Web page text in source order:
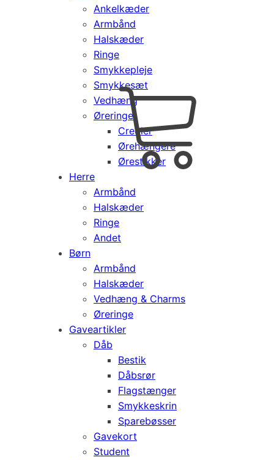
Ankelkæder
Armbånd
Halskæder
Ringe
Smykkepleje
Smykkesæt
Vedhæng
Øreringe
Creoler
Ørehængere
Ørestikker
Herre
Armbånd
Halskæder
Ringe
Andet
Børn
Armbånd
Halskæder
Vedhæng & Charms
Øreringe
Gaveartikler
Dåb
Bestik
Dåbsrør
Flagstænger
Smykkeskrin
Sparebøsser
Gavekort
Student
Products